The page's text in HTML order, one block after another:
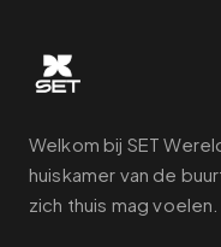
Welkom bij SET
huiskamer van de
zich thuis mag voelen.